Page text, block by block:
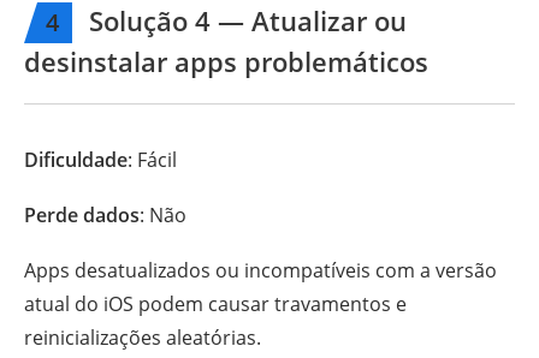
4
Solução 4 — Atualizar ou
desinstalar apps problemáticos
Dificuldade: Fácil
Perde dados: Não
Apps desatualizados ou incompatíveis com a versão
atual do iOS podem causar travamentos e
reinicializações aleatórias.